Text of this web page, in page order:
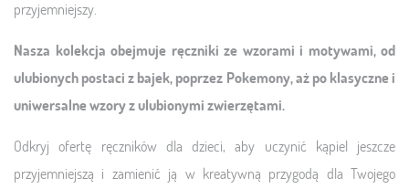
przyjemniejszy.
Nasza kolekcja obejmuje ręczniki ze wzorami i motywami, od
ulubionych postaci z bajek, poprzez Pokemony, aż po klasyczne i
uniwersalne wzory z ulubionymi zwierzętami.
Odkryj ofertę ręczników dla dzieci, aby uczynić kąpiel jeszcze
przyjemniejszą i zamienić ją w kreatywną przygodą dla Twojego